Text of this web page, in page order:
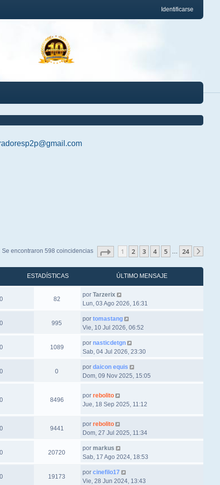
Identificarse
Se encontraron 598 coincidencias Página1 de 24
1 2 3 4 5 … 24
ESTADÍSTICAS ÚLTIMO MENSAJE
0 82
por Tarzerix
Lun, 03 Ago 2026, 16:31
0 995
por tomastang
Vie, 10 Jul 2026, 06:52
0 1089
por nasticdetgn
Sab, 04 Jul 2026, 23:30
0 0
por daicon equis
Dom, 09 Nov 2025, 15:05
0 8496
por rebolito
Jue, 18 Sep 2025, 11:12
0 9441
por rebolito
Dom, 27 Jul 2025, 11:34
0 20720
por markus
Sab, 17 Ago 2024, 18:53
0 19173
por cinefilo17
Vie, 28 Jun 2024, 13:43